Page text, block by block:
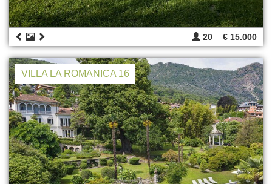
20 € 15.000
VILLA LA ROMANICA 16